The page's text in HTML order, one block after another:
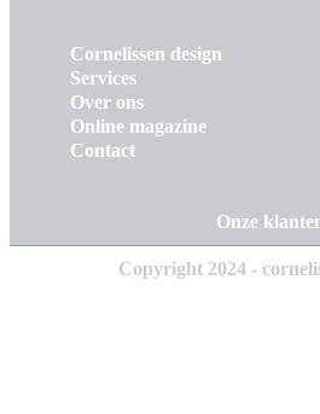
Cornelissen design
Services
Over ons
Online magazine
Contact
Onze
Copyright 2024 -